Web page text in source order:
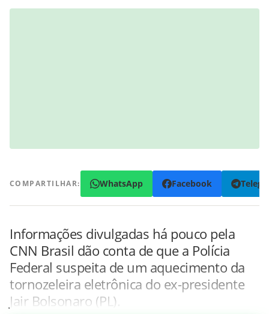
COMPARTILHAR: WhatsApp Facebook
Informações divulgadas há pouco pela
CNN Brasil dão conta de que a Polícia
Federal suspeita de um aquecimento da
tornozeleira eletrônica do ex-presidente
Jair Bolsonaro (PL).